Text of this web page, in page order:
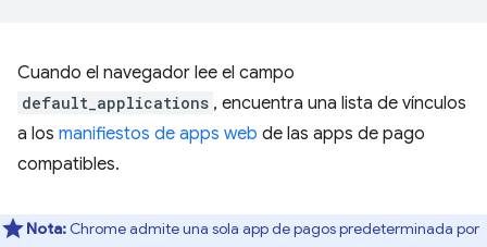
Cuando el navegador lee el campo
default_applications , encuentra una lista de vínculos
a los manifiestos de apps web de las apps de pago
compatibles.
Nota: Chrome admite una sola app de pagos predeterminada por